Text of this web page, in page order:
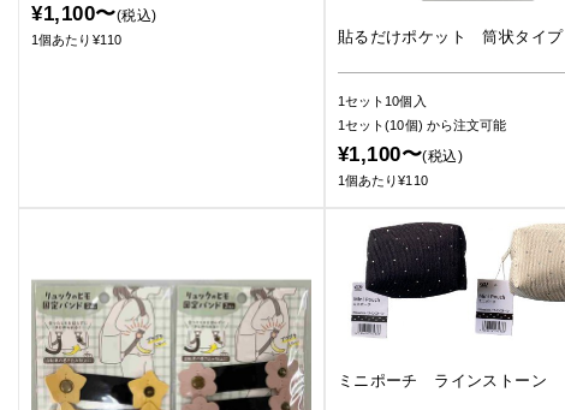
¥1,100〜(税込)
1個あたり¥110 貼るだけポケット 筒状タイプ
1セット10個入
1セット(10個) から注文可能
¥1,100〜(税込)
1個あたり¥110
ミニポーチ ラインストーン